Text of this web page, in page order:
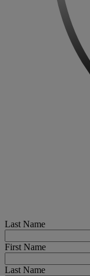
Last Name
First Name
Last Name